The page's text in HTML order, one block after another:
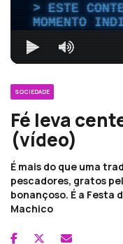
ESTE
MOMENTO
SOCIEDADE
Fé leva
(vídeo)
É mais do que uma
pescadores, gratos
bonançoso. É a Festa
Machico